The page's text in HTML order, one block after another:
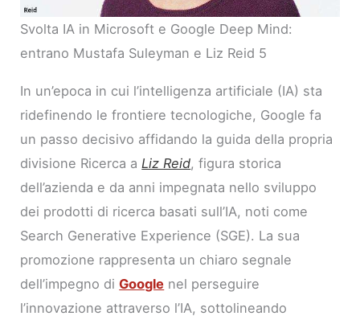
Svolta IA in Microsoft e Google Deep Mind:
entrano Mustafa Suleyman e Liz Reid 5
In un’epoca in cui l’intelligenza artificiale (IA) sta
ridefinendo le frontiere tecnologiche, Google fa
un passo decisivo affidando la guida della propria
divisione Ricerca a Liz Reid, figura storica
dell’azienda e da anni impegnata nello sviluppo
dei prodotti di ricerca basati sull’IA, noti come
Search Generative Experience (SGE). La sua
promozione rappresenta un chiaro segnale
dell’impegno diGoogle nel perseguire
l’innovazione attraverso l’IA, sottolineando